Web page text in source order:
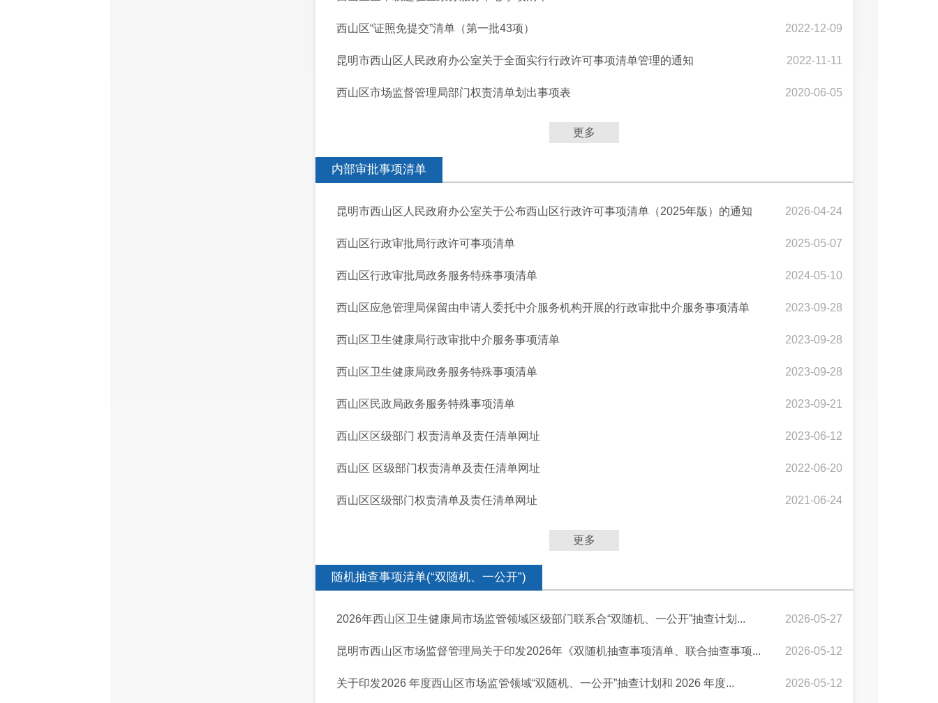
西山区“证照免提交”清单（第一批43项） 2022-12-09
昆明市西山区人民政府办公室关于全面实行行政许可事项清单管理的通知 2022-11-11
西山区市场监督管理局部门权责清单划出事项表 2020-06-05
更多
内部审批事项清单
昆明市西山区人民政府办公室关于公布西山区行政许可事项清单（2025年版）的通知 2026-04-24
西山区行政审批局行政许可事项清单 2025-05-07
西山区行政审批局政务服务特殊事项清单 2024-05-10
西山区应急管理局保留由申请人委托中介服务机构开展的行政审批中介服务事项清单 2023-09-28
西山区卫生健康局行政审批中介服务事项清单 2023-09-28
西山区卫生健康局政务服务特殊事项清单 2023-09-28
西山区民政局政务服务特殊事项清单 2023-09-21
西山区区级部门 权责清单及责任清单网址 2023-06-12
西山区 区级部门权责清单及责任清单网址 2022-06-20
西山区区级部门权责清单及责任清单网址 2021-06-24
更多
随机抽查事项清单(“双随机、一公开”)
2026年西山区卫生健康局市场监管领域区级部门联系合“双随机、一公开”抽查计划... 2026-05-27
昆明市西山区市场监督管理局关于印发2026年《双随机抽查事项清单、联合抽查事项... 2026-05-12
关于印发2026 年度西山区市场监管领域“双随机、一公开”抽查计划和 2026 年度... 2026-05-12